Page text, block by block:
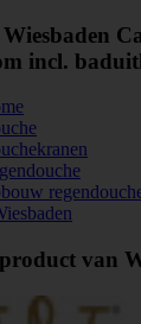
incl.
van